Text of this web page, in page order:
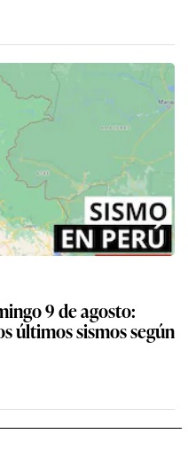
9 de agosto:
últimos sismos según